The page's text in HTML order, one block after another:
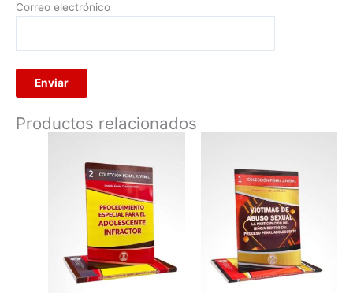
Correo electrónico
Productos relacionados